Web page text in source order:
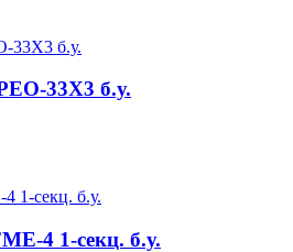
33Х3 б.у.
4 1-секц. б.у.